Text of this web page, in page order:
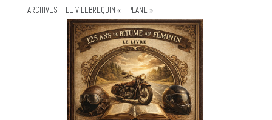
ARCHIVES – LE VILEBREQUIN « T-PLANE »